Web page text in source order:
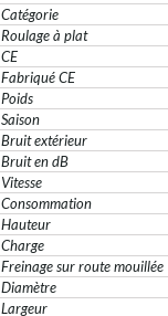
Catégorie
Roulage à plat
CE
Fabriqué CE
Poids
Saison
Bruit extérieur
Bruit en dB
Vitesse
Consommation
Hauteur
Charge
Freinage sur route mouillée
Diamètre
Largeur